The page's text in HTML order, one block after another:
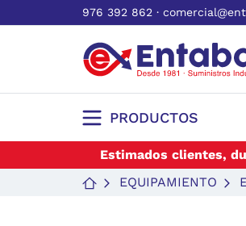
976 392 862 ·
PRODUCTOS
Estimados clientes,
EQUIPAMIENTO